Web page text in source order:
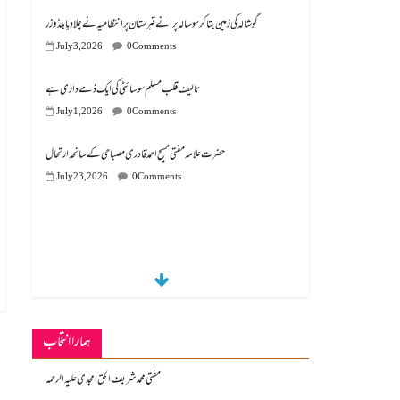
گوشالہ کی زمین بتا کر سوسالہ پرانے قبرستان پر انتظامیہ نے چلا دیا بلڈوزر
July 3, 2026 0 Comments
تالیف قلب مسلم سوسائٹی کی ایک ذمے داری ہے
July 1, 2026 0 Comments
July 23, 2026 0 Comments
ہمارا انتخاب
مفتی محمد شریف الحق امجدی علیہ الرحمہ